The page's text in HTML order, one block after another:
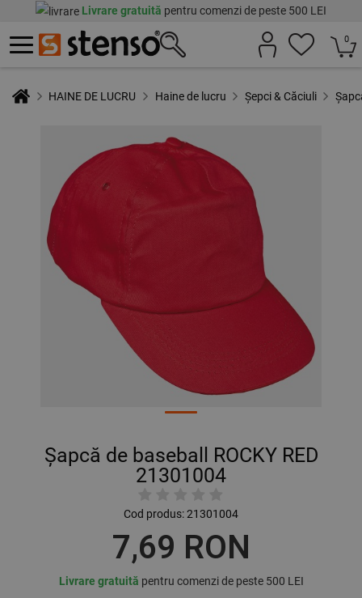
Livrare gratuită pentru comenzi de peste 500 LEI
0
HAINE DE LUCRU Haine de lucru Șepci & Căciuli
Șapcă de baseball ROCKY RED
21301004
Cod produs:21301004
7,69 RON
Livrare gratuită pentru comenzi de peste 500 LEI